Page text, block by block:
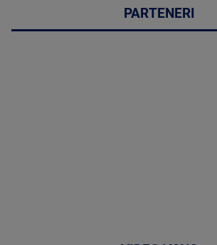
PARTENERI